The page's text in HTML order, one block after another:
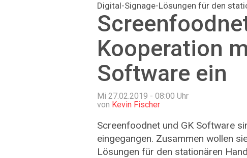
Digital-Signage-Lösungen für den
Kooperation
Software ein
Mi 27.02.2019 - 08:00 Uhr
von Kevin Fischer
Screenfoodnet und GK Software
eingegangen. Zusammen wollen
Lösungen für den stationären